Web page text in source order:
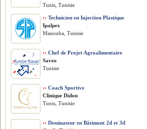
Tunis, Tunisie
›› Technicien en Injection Plastique
Ipalpex
Manouba, Tunisie
›› Chef de Projet Agroalimentaire
Saveo
Tunisie
›› Coach Sportive
Clinique Didon
Tunis, Tunisie
›› Dessinateur en Bâtiment 2d et 3d